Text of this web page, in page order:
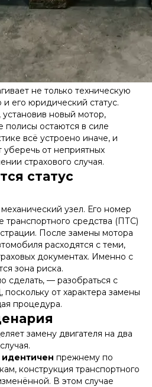
не только техническую
его юридический статус.
новый мотор,
полисы остаются в силе
всё устроено иначе, и
от неприятных
страхового случая.
статус
узел. Его номер
транспортного средства (ПТС)
После замены мотора
расходятся с теми,
документах. Именно с
зона риска.
сделать, — разобраться с
от характера замены
процедура.
замену двигателя на два
идентичен прежнему по
конструкция транспортного
В этом случае